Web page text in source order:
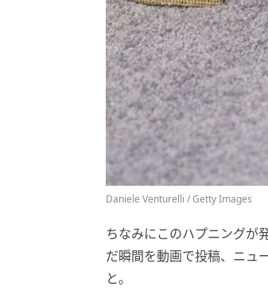
Daniele Venturelli / Getty Images
ちなみにこのハプニングが
だ瞬間を動画で投稿、ニュ
と。